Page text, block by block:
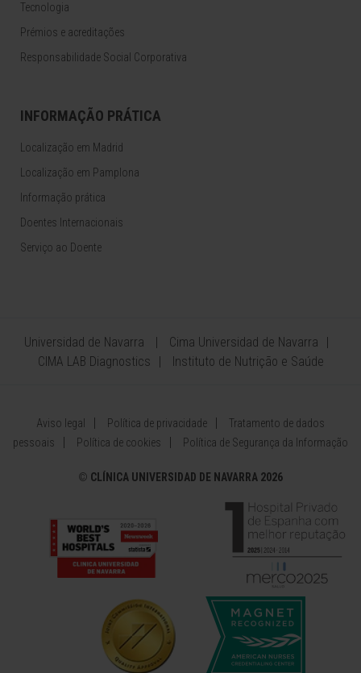
Tecnologia
Prémios e acreditações
Responsabilidade Social Corporativa
INFORMAÇÃO PRÁTICA
Localização em Madrid
Localização em Pamplona
Informação prática
Doentes Internacionais
Serviço ao Doente
Universidad de Navarra
Cima Universidad de Navarra
CIMA LAB Diagnostics
Instituto de Nutrição e Saúde
Aviso legal Política de privacidade
Tratamento de dados
pessoais
Política de cookies Política de Segurança da Informação
© CLÍNICA UNIVERSIDAD DE NAVARRA 2026